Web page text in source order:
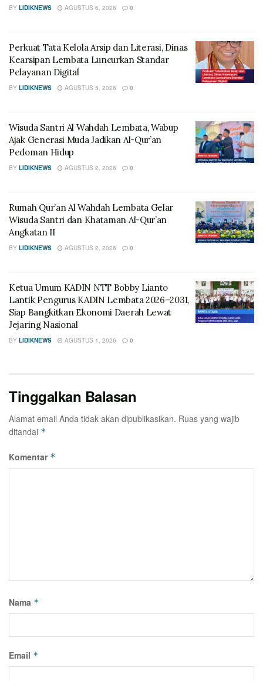
BY LIDIKNEWS AGUSTUS 6, 2026 0
Perkuat Tata Kelola Arsip dan Literasi, Dinas
Kearsipan Lembata Luncurkan Standar
Pelayanan Digital
BY LIDIKNEWS AGUSTUS 5, 2026 0
Wisuda Santri Al Wahdah Lembata, Wabup
Ajak Generasi Muda Jadikan Al-Qur’an
Pedoman Hidup
BY LIDIKNEWS AGUSTUS 2, 2026 0
Rumah Qur’an Al Wahdah Lembata Gelar
Wisuda Santri dan Khataman Al-Qur’an
Angkatan II
BY LIDIKNEWS AGUSTUS 2, 2026 0
Ketua Umum KADIN NTT Bobby Lianto
Lantik Pengurus KADIN Lembata 2026–2031,
Siap Bangkitkan Ekonomi Daerah Lewat
Jejaring Nasional
BY LIDIKNEWS AGUSTUS 1, 2026 0
Tinggalkan Balasan
Alamat email Anda tidak akan dipublikasikan. Ruas yang wajib
ditandai *
Komentar *
Nama *
Email *